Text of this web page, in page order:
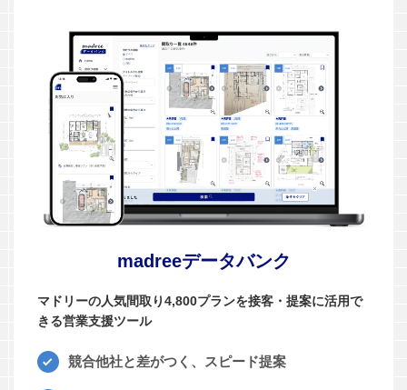
madreeデータバンク
マドリーの人気間取り4,800プランを接客・提案に活用で
きる営業支援ツール
競合他社と差がつく、スピード提案